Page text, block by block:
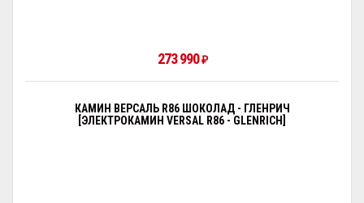
273 990 ₽
КАМИН ВЕРСАЛЬ R86 ШОКОЛАД - ГЛЕНРИЧ
[ЭЛЕКТРОКАМИН VERSAL R86 - GLENRICH]